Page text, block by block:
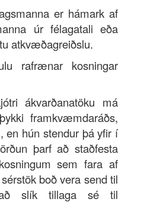
er hámark af
úr félagatali eða
atkvæðagreiðslu.
rafrænar kosningar
ákvarðanatöku má
framkvæmdaráðs,
en hún stendur þá yfir í
þarf að staðfesta
sem fara af
boð vera send til
að slík tillaga sé til